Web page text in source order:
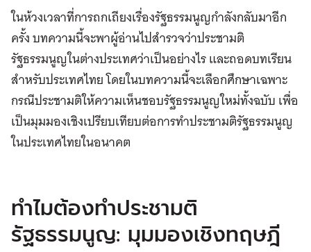
ในห้วงเวลาที่การถกเถียงเรื่องรัฐธรรมนูญกำลังกลับมาอีก
ครั้ง บทความนี้จะพาผู้อ่านไปสำรวจว่าประชามติ
รัฐธรรมนูญในต่างประเทศว่าเป็นอย่างไร และถอดบทเรียน
สำหรับประเทศไทย โดยในบทความนี้จะเลือกศึกษาเฉพาะ
กรณีประชามติให้ความเห็นชอบรัฐธรรมนูญใหม่ทั้งฉบับ เพื่อ
เป็นมุมมองเชิงเปรียบเทียบต่อการทำประชามติรัฐธรรมนูญ
ในประเทศไทยในอนาคต
ทำไมต้องทำประชามติ
รัฐธรรมนูญ: มุมมองเชิงทฤษฎี